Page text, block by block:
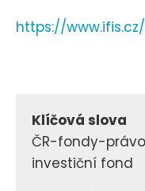
https://www.ifis.cz/
Klíčová slova
ČR-fondy-
investiční fond